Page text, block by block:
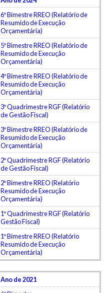
6º Bimestre RREO (Relatório de
Resumido de Execução
Orçamentária)
5º Bimestre RREO (Relatório de
Resumido de Execução
Orçamentária)
4º Bimestre RREO (Relatório de
Resumido de Execução
Orçamentária)
3º Quadrimestre RGF (Relatório
de Gestão Fiscal)
3º Bimestre RREO (Relatório de
Resumido de Execução
Orçamentária)
2º Quadrimestre RGF (Relatório
de Gestão Fiscal)
2º Bimestre RREO (Relatório
Resumido de Execução
Orçamentária)
1º Quadrimestre RGF (Relatório
Gestão Fiscal)
1º Bimestre RREO (Relatório
Resumido de Execução
Orçamentária)
Ano de 2021